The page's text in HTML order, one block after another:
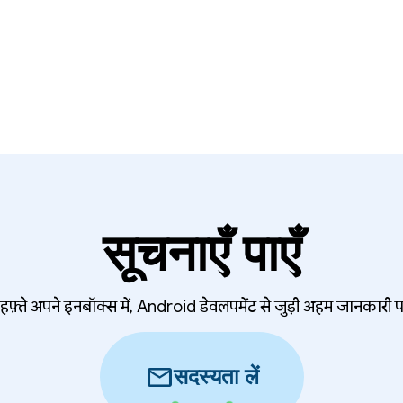
सूचनाएँ पाएँ
अपने इनबॉक्स में, Android डेवलपमेंट से जुड़ी अहम जानकारी
mailसदस्यता लें